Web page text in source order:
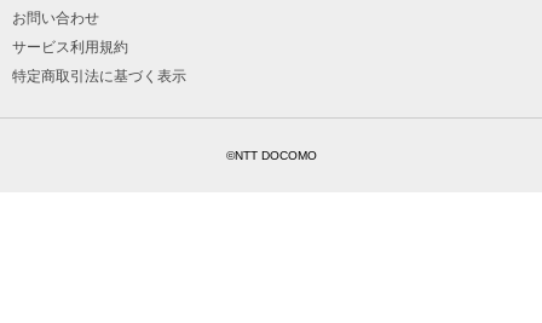
お問い合わせ
サービス利用規約
特定商取引法に基づく表示
©NTT DOCOMO